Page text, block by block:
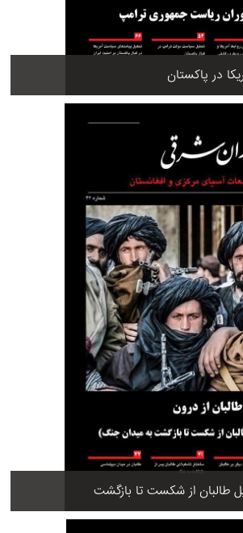
در پاکستان
طالبان از شکست تا بازگشت